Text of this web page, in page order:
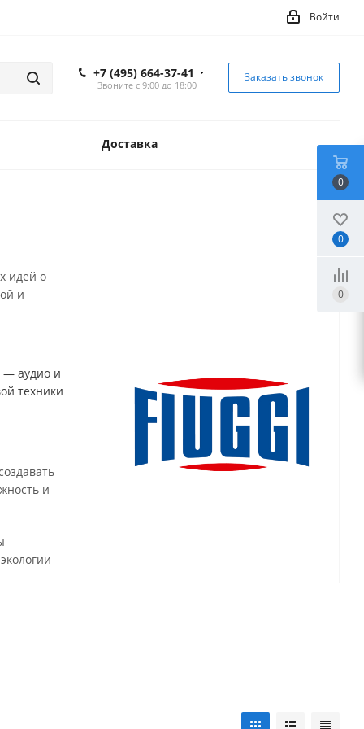
Войти
+7 (495) 664-37-41
Звоните с 9:00 до 18:00
Заказать звонок
Доставка
идей о
и
— аудио и
техники
и
0
0
0